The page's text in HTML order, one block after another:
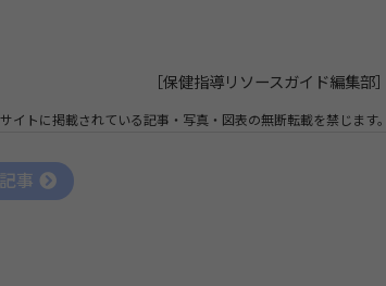
［保健指導リソースガイド編集部］
イトに掲載されている記事・写真・図表の無断転載を禁じます。
事